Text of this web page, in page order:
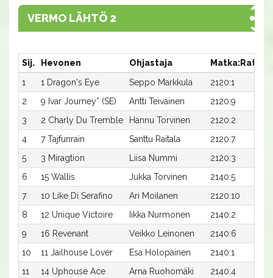
VERMO LÄHTÖ 2
Sij. Hevonen Ohjastaja Matka:Rata
1
1 Dragon's Eye Seppo Markkula 2120:1
2
9 Ivar Journey* (SE) Antti Teivainen 2120:9
3
2 Charly Du Tremble Hannu Torvinen 2120:2
4
7 Tajfunrain Santtu Raitala 2120:7
5
3 Miragtion Liisa Nummi 2120:3
6
15 Wallis Jukka Torvinen 2140:5
7
10 Like Di Serafino Ari Moilanen 2120:10
8
12 Unique Victoire Iikka Nurmonen 2140:2
9
16 Revenant Veikko Leinonen 2140:6
10
11 Jailhouse Lover Esa Holopainen 2140:1
11
14 Uphouse Ace Arna Ruohomäki 2140:4